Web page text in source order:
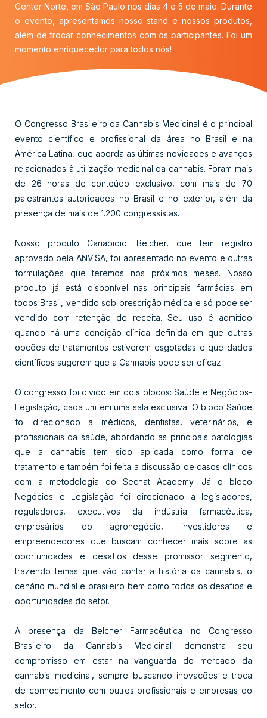
Center Norte, em São Paulo nos dias 4 e 5 de maio. Durante
o evento, apresentamos nosso stand e nossos produtos,
além de trocar conhecimentos com os participantes. Foi um
momento enriquecedor para todos nós!
O Congresso Brasileiro da Cannabis Medicinal é o principal
evento científico e profissional da área no Brasil e na
América Latina, que aborda as últimas novidades e avanços
relacionados à utilização medicinal da cannabis. Foram mais
de 26 horas de conteúdo exclusivo, com mais de 70
palestrantes autoridades no Brasil e no exterior, além da
presença de mais de 1.200 congressistas.
Nosso produto Canabidiol Belcher, que tem registro
aprovado pela ANVISA, foi apresentado no evento e outras
formulações que teremos nos próximos meses. Nosso
produto já está disponível nas principais farmácias em
todos Brasil, vendido sob prescrição médica e só pode ser
vendido com retenção de receita. Seu uso é admitido
quando há uma condição clínica definida em que outras
opções de tratamentos estiverem esgotadas e que dados
científicos sugerem que a Cannabis pode ser eficaz.
O congresso foi divido em dois blocos: Saúde e Negócios-
Legislação, cada um em uma sala exclusiva. O bloco Saúde
foi direcionado a médicos, dentistas, veterinários, e
profissionais da saúde, abordando as principais patologias
que a cannabis tem sido aplicada como forma de
tratamento e também foi feita a discussão de casos clínicos
com a metodologia do Sechat Academy. Já o bloco
Negócios e Legislação foi direcionado a legisladores,
reguladores, executivos da indústria farmacêutica,
empresários do agronegócio, investidores e
empreendedores que buscam conhecer mais sobre as
oportunidades e desafios desse promissor segmento,
trazendo temas que vão contar a história da cannabis, o
cenário mundial e brasileiro bem como todos os desafios e
oportunidades do setor.
A presença da Belcher Farmacêutica no Congresso
Brasileiro da Cannabis Medicinal demonstra seu
compromisso em estar na vanguarda do mercado da
cannabis medicinal, sempre buscando inovações e troca
de conhecimento com outros profissionais e empresas do
setor.